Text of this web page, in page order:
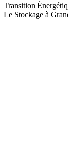
Transition
Le Stockage à